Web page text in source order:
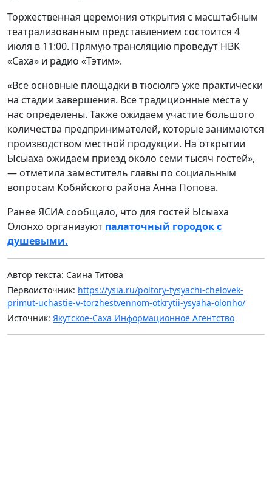
Торжественная церемония открытия с масштабным
театрализованным представлением состоится 4
июля в 11:00. Прямую трансляцию проведут HBK
«Саха» и радио «Тэтим».
«Все основные площадки в тюсюлгэ уже практически
на стадии завершения. Все традиционные места у
нас определены. Также ожидаем участие большого
количества предпринимателей, которые занимаются
производством местной продукции. На открытии
Ысыаха ожидаем приезд около семи тысяч гостей»,
— отметила заместитель главы по социальным
вопросам Кобяйского района Анна Попова.
Ранее ЯСИА сообщало, что для гостей Ысыаха
Олонхо организуют палаточный городок с
душевыми.
Автор текста: Саина Титова
Первоисточник: https://ysia.ru/poltory-tysyachi-chelovek-
primut-uchastie-v-torzhestvennom-otkrytii-ysyaha-olonho/
Источник: Якутское-Саха Информационное Агентство